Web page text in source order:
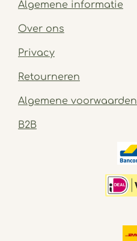
Algemene informatie
Over ons
Privacy
Retourneren
Algemene voorwaarden
B2B